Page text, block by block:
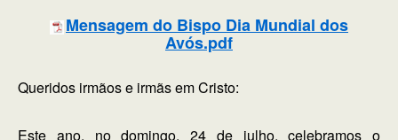
Mensagem do Bispo Dia Mundial dos
Avós.pdf
Queridos irmãos e irmãs em Cristo:
Este ano, no domingo, 24 de julho, celebramos o